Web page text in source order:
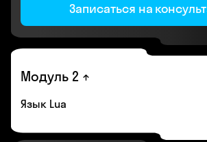
Записаться на
Модуль 2
Язык Lua